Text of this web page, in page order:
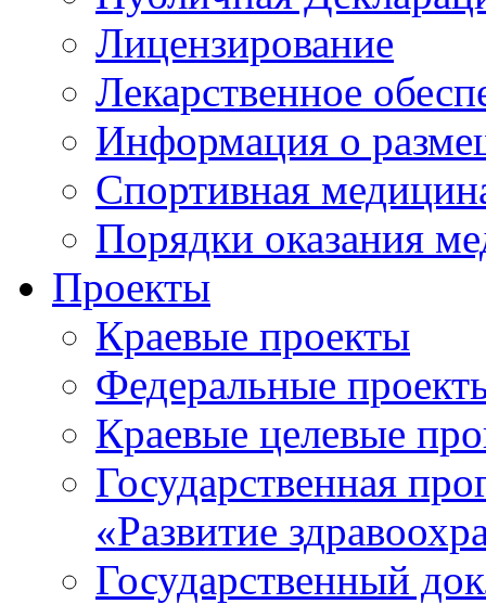
Лицензирование
Лекарственное
Информация о
Спортивная
Порядки оказания
Проекты
Краевые проекты
Федеральные
Краевые целевые
Государственная
«Развитие
Государственный